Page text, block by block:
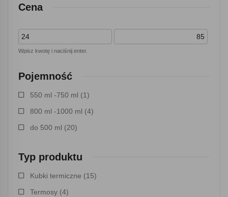
Cena
Wpisz kwotę i naciśnij enter.
Pojemność
550 ml -750 ml (1)
800 ml -1000 ml (4)
do 500 ml (20)
Typ produktu
Kubki termiczne (15)
Termosy (4)